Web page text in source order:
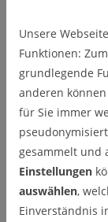
Lehre
Aktuelle
Unsere
Funktionen:
grundlegende
anderen
für Sie immer
gesammelt und
Einstellungen
auswählen,
Einverständnis